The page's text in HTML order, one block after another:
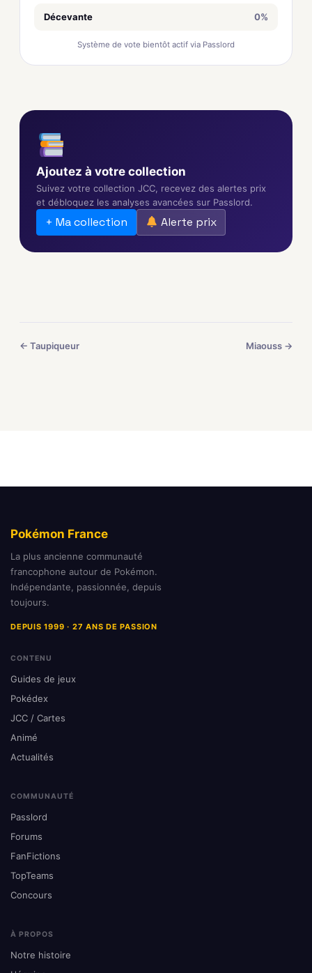
Décevante 0%
Système de vote bientôt actif via Passlord
Ajoutez à votre collection
Suivez votre collection JCC, recevez des alertes prix
et débloquez les analyses avancées sur Passlord.
+ Ma collection Alerte prix
← Taupiqueur Miaouss →
Pokémon France
La plus ancienne communauté
francophone autour de Pokémon.
Indépendante, passionnée, depuis
toujours.
DEPUIS 1999 · 27 ANS DE PASSION
CONTENU
Guides de jeux
Pokédex
JCC / Cartes
Animé
Actualités
COMMUNAUTÉ
Passlord
Forums
FanFictions
TopTeams
Concours
À PROPOS
Notre histoire